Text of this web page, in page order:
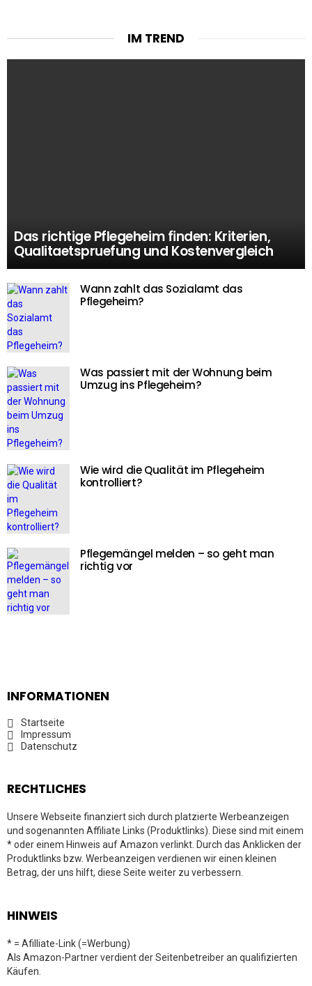
IM TREND
Das richtige Pflegeheim finden: Kriterien,
Qualitaetspruefung und Kostenvergleich
Wann zahlt das Sozialamt das
Pflegeheim?
Was passiert mit der Wohnung beim
Umzug ins Pflegeheim?
Wie wird die Qualität im Pflegeheim
kontrolliert?
Pflegemängel melden – so geht man
richtig vor
INFORMATIONEN
Startseite
Impressum
Datenschutz
RECHTLICHES
Unsere Webseite finanziert sich durch platzierte Werbeanzeigen
und sogenannten Affiliate Links (Produktlinks). Diese sind mit einem
* oder einem Hinweis auf Amazon verlinkt. Durch das Anklicken der
Produktlinks bzw. Werbeanzeigen verdienen wir einen kleinen
Betrag, der uns hilft, diese Seite weiter zu verbessern.
HINWEIS
* = Afilliate-Link (=Werbung)
Als Amazon-Partner verdient der Seitenbetreiber an qualifizierten
Käufen.